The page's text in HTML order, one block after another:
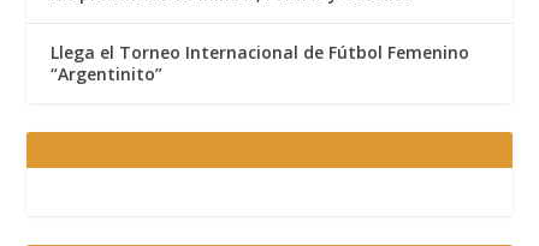
Llega el Torneo Internacional de Fútbol Femenino
“Argentinito”